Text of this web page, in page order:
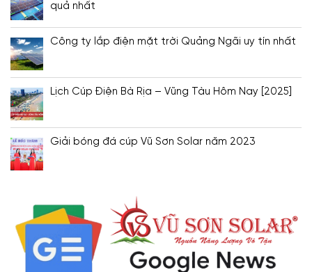
quả nhất
Công ty lắp điện mặt trời Quảng Ngãi uy tín nhất
Lịch Cúp Điện Bà Rịa – Vũng Tàu Hôm Nay [2025]
Giải bóng đá cúp Vũ Sơn Solar năm 2023